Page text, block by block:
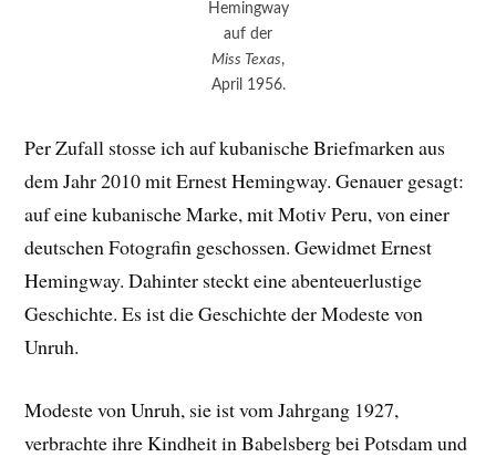
Hemingway
auf der
Miss Texas,
April 1956.
Per Zufall stosse ich auf kubanische Briefmarken aus
dem Jahr 2010 mit Ernest Hemingway. Genauer gesagt:
auf eine kubanische Marke, mit Motiv Peru, von einer
deutschen Fotografin geschossen. Gewidmet Ernest
Hemingway. Dahinter steckt eine abenteuerlustige
Geschichte. Es ist die Geschichte der Modeste von
Unruh.
Modeste von Unruh, sie ist vom Jahrgang 1927,
verbrachte ihre Kindheit in Babelsberg bei Potsdam und